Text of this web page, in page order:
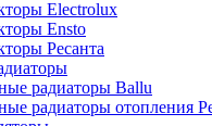
Electrolux
Ensto
Ресанта
радиаторы Ballu
радиаторы отопления